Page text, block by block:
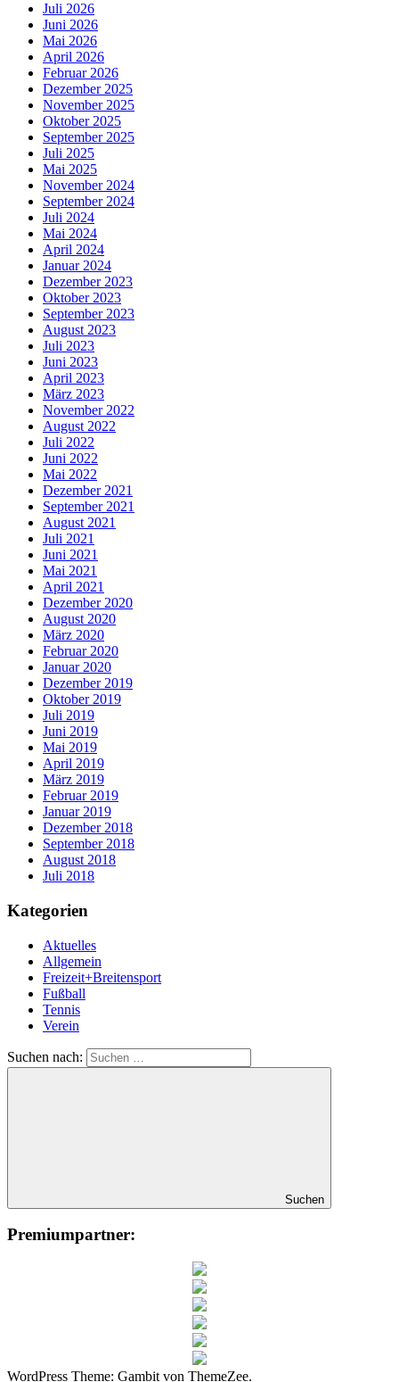
Juli 2026
Juni 2026
Mai 2026
April 2026
Februar 2026
Dezember 2025
November 2025
Oktober 2025
September 2025
Juli 2025
Mai 2025
November 2024
September 2024
Juli 2024
Mai 2024
April 2024
Januar 2024
Dezember 2023
Oktober 2023
September 2023
August 2023
Juli 2023
Juni 2023
April 2023
März 2023
November 2022
August 2022
Juli 2022
Juni 2022
Mai 2022
Dezember 2021
September 2021
August 2021
Juli 2021
Juni 2021
Mai 2021
April 2021
Dezember 2020
August 2020
März 2020
Februar 2020
Januar 2020
Dezember 2019
Oktober 2019
Juli 2019
Juni 2019
Mai 2019
April 2019
März 2019
Februar 2019
Januar 2019
Dezember 2018
September 2018
August 2018
Juli 2018
Kategorien
Aktuelles
Allgemein
Freizeit+Breitensport
Fußball
Tennis
Verein
Suchen nach:
Suchen
Premiumpartner:
WordPress Theme: Gambit von ThemeZee.